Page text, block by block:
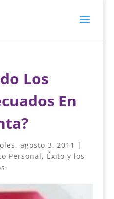
Los
En
agosto 3, 2011
|
Personal, Éxito y los